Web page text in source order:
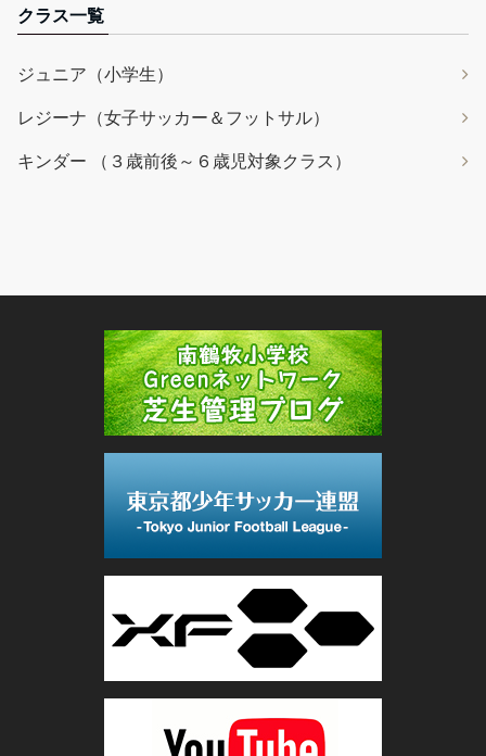
クラス一覧
ジュニア（小学生）
レジーナ（女子サッカー＆フットサル）
キンダー （３歳前後～６歳児対象クラス）